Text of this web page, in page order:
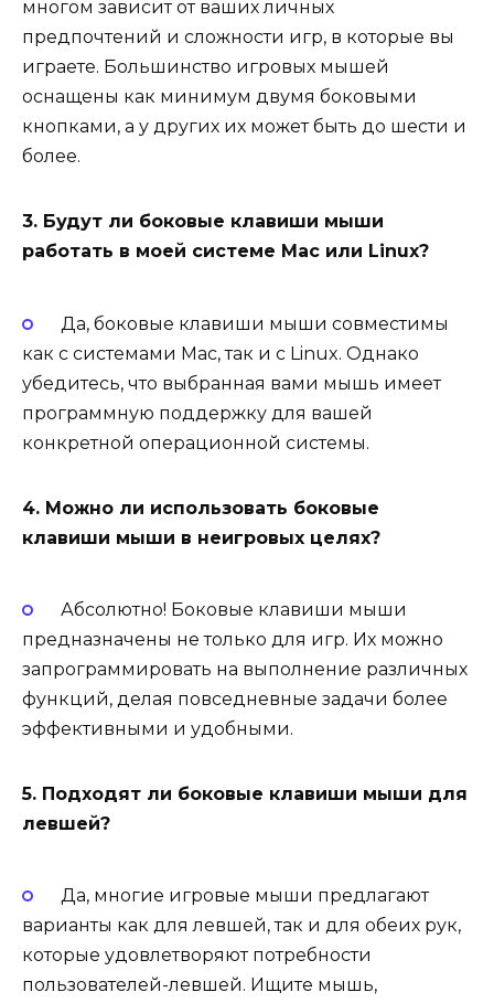
многом зависит от ваших личных
предпочтений и сложности игр, в которые вы
играете. Большинство игровых мышей
оснащены как минимум двумя боковыми
кнопками, а у других их может быть до шести и
более.
3. Будут ли боковые клавиши мыши
работать в моей системе Mac или Linux?
Да, боковые клавиши мыши совместимы
как с системами Mac, так и с Linux. Однако
убедитесь, что выбранная вами мышь имеет
программную поддержку для вашей
конкретной операционной системы.
4. Можно ли использовать боковые
клавиши мыши в неигровых целях?
Абсолютно! Боковые клавиши мыши
предназначены не только для игр. Их можно
запрограммировать на выполнение различных
функций, делая повседневные задачи более
эффективными и удобными.
5. Подходят ли боковые клавиши мыши для
левшей?
Да, многие игровые мыши предлагают
варианты как для левшей, так и для обеих рук,
которые удовлетворяют потребности
пользователей-левшей. Ищите мышь,